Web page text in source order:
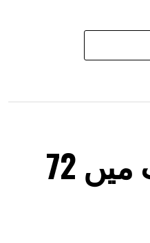
ایف ایس ایل میں زیرِ التوا مقدمات میں 72